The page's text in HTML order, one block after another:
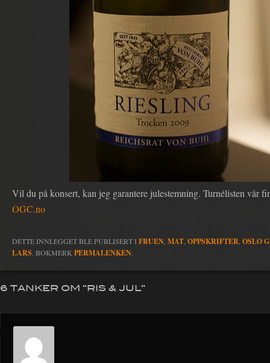
Vil du på konsert, kan jeg garantere julestemning. Turnélisten vår
OGC.no
DETTE INNLEGGET BLE PUBLISERT IFRUEN, MAT, OPPSKRIFTER, OSLO
LARS. BOKMERK PERMALENKEN.
6 TANKER OM “RIS & JUL”